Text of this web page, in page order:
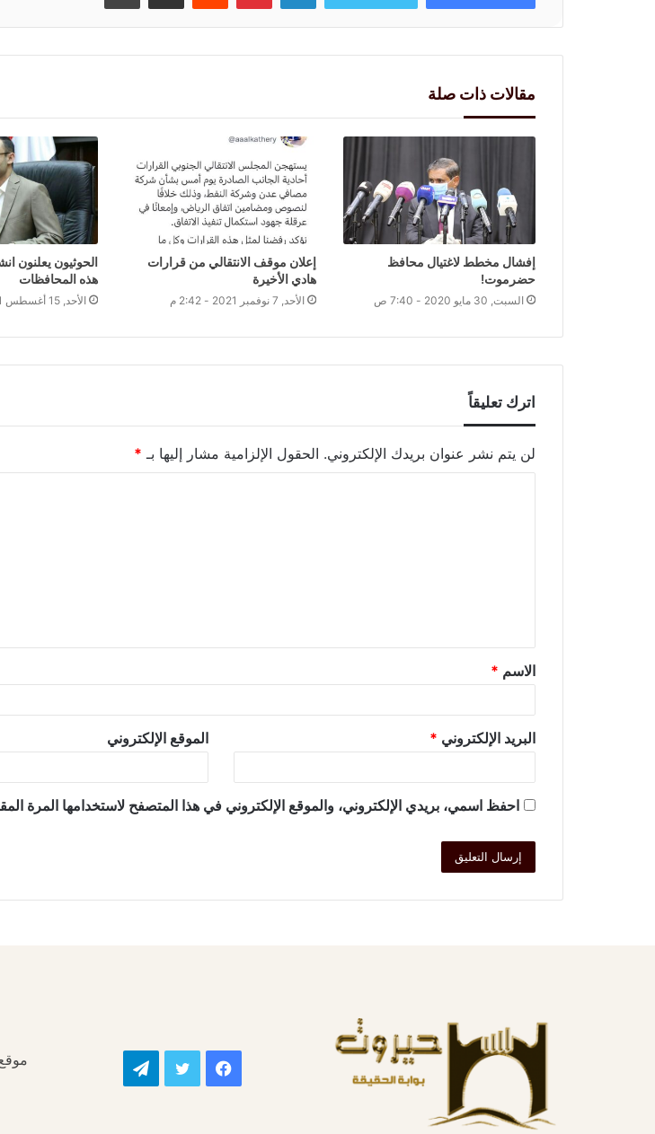
مقالات ذات صلة
إفشال مخطط لاغتيال محافظ
حضرموت!
السبت, 30 مايو 2020 - 7:40 ص
إعلان موقف الانتقالي من قرارات
هادي الأخيرة
الأحد, 7 نوفمبر 2021 - 2:42 م
الحوثيون يعلنون
هذه المحافظات
الأحد, 15 أغسطس 2021 - 1:57 ص
اترك تعليقاً
لن يتم نشر عنوان بريدك الإلكتروني. الحقول الإلزامية مشار إليها بـ *
الاسم *
البريد الإلكتروني * الموقع الإلكتروني
احفظ اسمي، بريدي الإلكتروني، والموقع الإلكتروني في هذا المتصفح لاستخدامها المرة
فيسبوك تويتر تيلقرام